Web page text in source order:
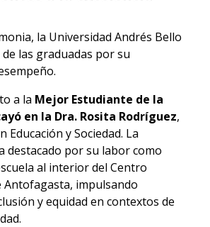
la Universidad Andrés Bello
las graduadas por su
a la Mejor Estudiante de la
en la Dra. Rosita Rodríguez,
Educación y Sociedad. La
destacado por su labor como
al interior del Centro
Antofagasta, impulsando
y equidad en contextos de